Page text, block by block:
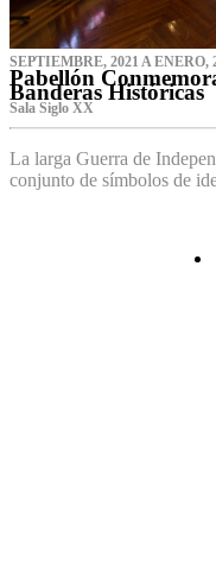
SEPTIEMBRE, 2021 A ENERO,
Pabellón
Banderas Históricas
Sala Siglo XX
La larga Guerra de
conjunto de símbolos de